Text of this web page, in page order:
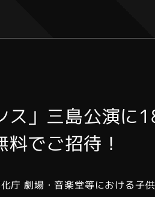
ス」三島公演に
でご招待！
庁 劇場・音楽堂等における子